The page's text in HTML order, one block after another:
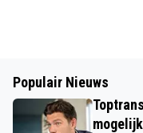
Populair Nieuws